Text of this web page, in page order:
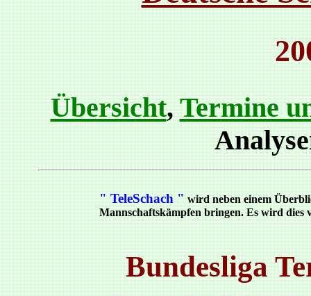
Übersicht,Termine
" TeleSchach "wird neben einem
Mannschaftskämpfen bringen. Es wird dies
Bundesliga